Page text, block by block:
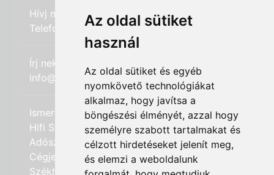
Az oldal sütiket
használ
Az oldal sütiket és egyéb
nyomkövető technológiákat
alkalmaz, hogy javítsa a
böngészési élményét, azzal hogy
személyre szabott tartalmakat és
célzott hirdetéseket jelenít meg,
és elemzi a weboldalunk
Hívj minket:
Telefon: +36 (20) 989-7969
Írj nekünk:
info@hifi-station.hu
Ismerd meg cégünket:
Hifi Station Kft.
Adószám: 13828222-2-42
Cégjegyzékszám: 01-09-875386
Székhely: 1173. Budapest, Csomafalva utca 2.